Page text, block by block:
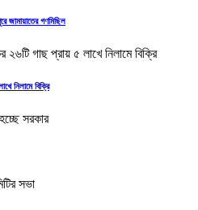
জামায়াতের গণমিছিল
নিলামে বিক্রি